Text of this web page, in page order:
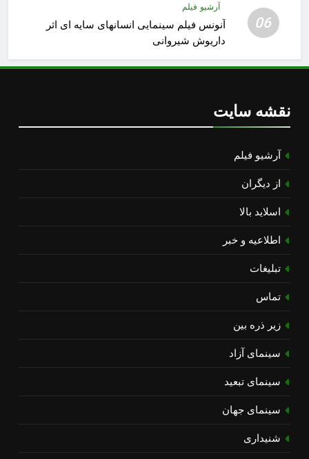
06
آرشیو فیلم
آنونس فیلم سینمایی انسانهای سایه ای اثر
داریوش شیروانی
نقشه سایت
آرشیو فیلم
از دیگران
اسلاید بالا
اطلاعیه و خبر
تبلیغات
تماس
زیر ذره بین
سینمای آزاد
سینمای تبعید
سینمای جهان
شنیداری